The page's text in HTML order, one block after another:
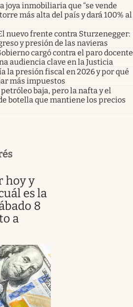
joya inmobiliaria que “se vende
más alta del país y dará 100% al
nuevo frente contra Sturzenegger:
y presión de las navieras
cargó contra el paro docente
audiencia clave en la Justicia
la presión fiscal en 2026 y por qué
más impuestos
baja, pero la nafta y el
botella que mantiene los precios
hoy y
es la
8
a